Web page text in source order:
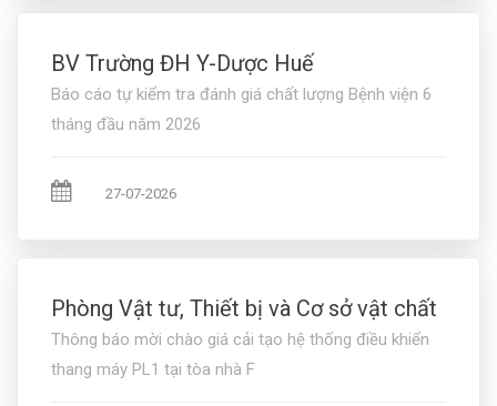
BV Trường ĐH Y-Dược Huế
Báo cáo tự kiểm tra đánh giá chất lượng Bệnh viện 6
tháng đầu năm 2026
27-07-2026
Phòng Vật tư, Thiết bị và Cơ sở vật chất
Thông báo mời chào giá cải tạo hệ thống điều khiển
thang máy PL1 tại tòa nhà F